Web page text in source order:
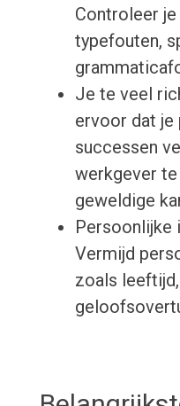
Controleer
typefouten,
Je te veel
ervoor dat je
successen
werkgever
geweldige
Persoonlijke
Vermijd
zoals